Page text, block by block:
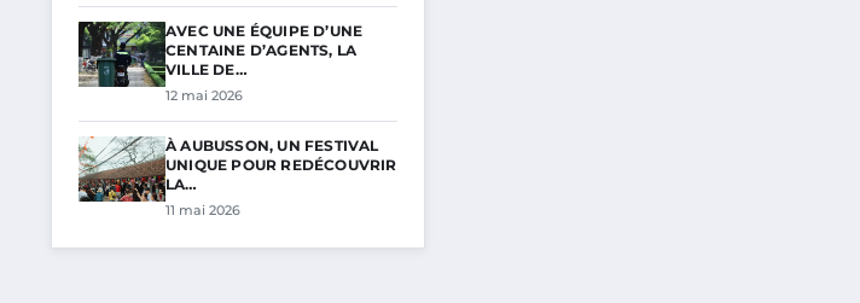
AVEC UNE ÉQUIPE D’UNE
CENTAINE D’AGENTS, LA
VILLE DE…
12 mai 2026
À AUBUSSON, UN FESTIVAL
UNIQUE POUR REDÉCOUVRIR
LA…
11 mai 2026